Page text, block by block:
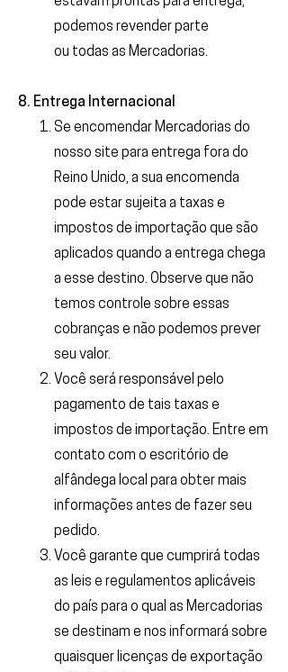
podemos revender parte
ou todas as Mercadorias.
8. Entrega Internacional
Se encomendar Mercadorias do
nosso site para entrega fora do
Reino Unido, a sua encomenda
pode estar sujeita a taxas e
impostos de importação que são
aplicados quando a entrega chega
a esse destino. Observe que não
temos controle sobre essas
cobranças e não podemos prever
seu valor.
Você será responsável pelo
pagamento de tais taxas e
impostos de importação. Entre em
contato com o escritório de
alfândega local para obter mais
informações antes de fazer seu
pedido.
Você garante que cumprirá todas
as leis e regulamentos aplicáveis ​​
do país para o qual as Mercadorias
se destinam e nos informará sobre
quaisquer licenças de exportação